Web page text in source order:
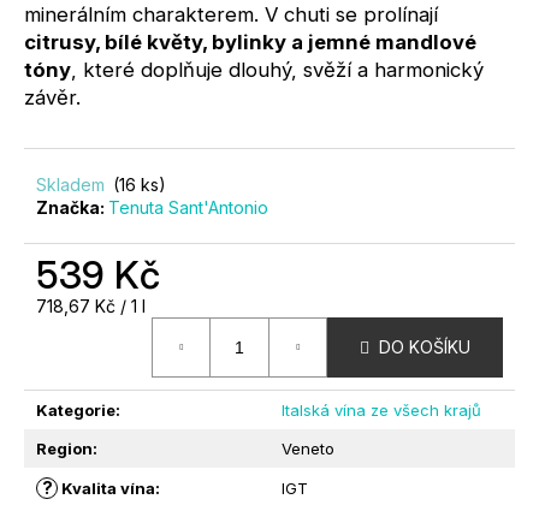
minerálním charakterem. V chuti se prolínají
citrusy, bílé květy, bylinky a jemné mandlové
tóny , které doplňuje dlouhý, svěží a harmonický
závěr.
Skladem (16 ks)
Značka: Tenuta Sant'Antonio
539 Kč
Měrná
718,67 Kč / 1 l
DO KOŠÍKU
Kategorie:
Italská vína ze všech krajů
Region: Veneto
? Kvalita vína: IGT
HLEDAT
O
R
M
SLADKOKYSELÝ